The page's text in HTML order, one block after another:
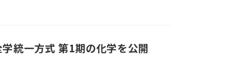
統一方式 第1期の化学を公開